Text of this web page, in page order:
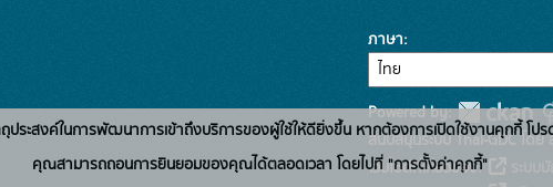
ภาษา
Powered by:
สนับสนุนระบบ Thai-GDC โด
เว็บไซต์ที่เกี่ยวข้อง:
ถุประสงค์ในการพัฒนาการเข้าถึงบริการของผู้ใช้ให้ดียิ่งขึ้น หากต้องการเปิดใช้งานคุกกี้ โ
คุณสามารถถอนการยินยอมของคุณได้ตลอดเวลา โดยไปที่ "การตั้งค่าคุกกี้"